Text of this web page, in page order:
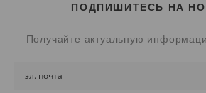
ПОДПИШИТЕСЬ НА
Получайте актуальную